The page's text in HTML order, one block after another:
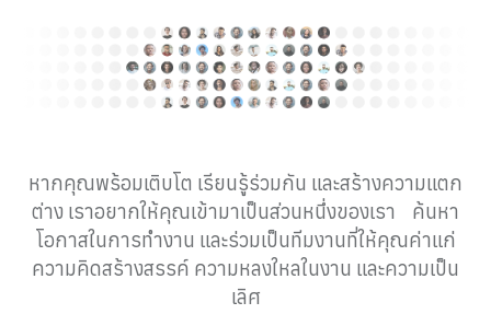
หากคุณพร้อมเติบโต เรียนรู้ร่วมกัน และสร้างความแตก
ต่าง เราอยากให้คุณเข้ามาเป็นส่วนหนึ่งของเรา ค้นหา
โอกาสในการทำงาน และร่วมเป็นทีมงานที่ให้คุณค่าแก่
ความคิดสร้างสรรค์ ความหลงใหลในงาน และความเป็น
เลิศ